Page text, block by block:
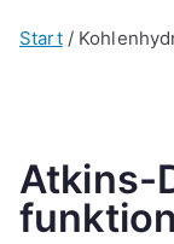
Start
Atkins-